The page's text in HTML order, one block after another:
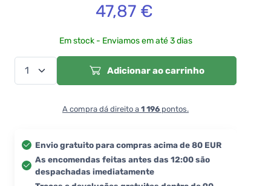
47,87 €
Em stock - Enviamos em até 3 dias
Adicionar ao carrinho
A compra dá direito a 1 196 pontos.
Envio gratuito para compras acima de 80 EUR
As encomendas feitas antes das 12:00 são
despachadas imediatamente